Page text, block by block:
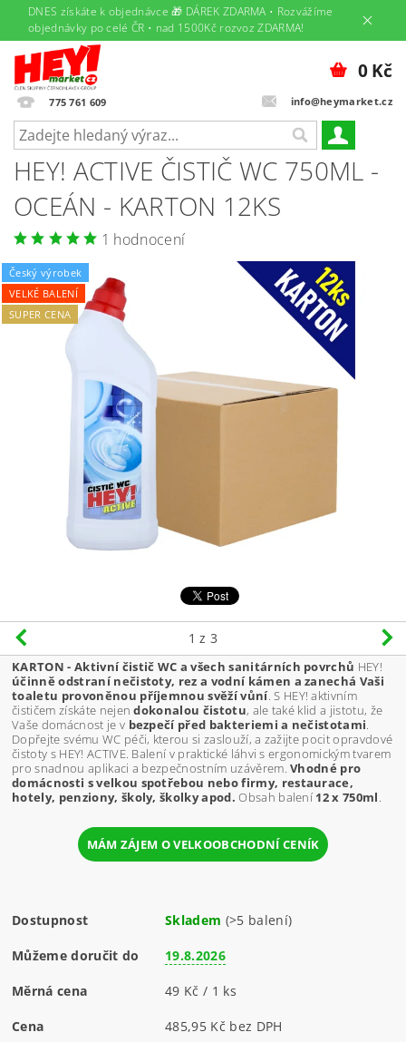
DNES získáte k objednávce 🎁 DÁREK ZDARMA • Rozvážíme
objednávky po celé ČR • nad 1500Kč rozvoz ZDARMA!
775 761 609 info@heymarket.cz
0 Kč
HEY! ACTIVE ČISTIČ WC 750ML -
OCEÁN - KARTON 12KS
1 hodnocení
Český výrobek
VELKÉ BALENÍ
SUPER CENA
1 z 3
KARTON - Aktivní čistič WC a všech sanitárních povrchů HEY!
účinně odstraní nečistoty, rez a vodní kámen a zanechá Vaši
toaletu provoněnou příjemnou svěží vůní. S HEY! aktivním
čističem získáte nejendokonalou čistotu, ale také klid a jistotu, že
Vaše domácnost je v bezpečí před bakteriemi a nečistotami.
Dopřejte svému WC péči, kterou si zaslouží, a zažijte pocit opravdové
čistoty s HEY! ACTIVE. Balení v praktické láhvi s ergonomickým tvarem
pro snadnou aplikaci a bezpečnostním uzávěrem.Vhodné pro
domácnosti s velkou spotřebou nebo firmy, restaurace,
hotely, penziony, školy, školky apod. Obsah balení 12 x 750ml.
MÁM ZÁJEM O VELKOOBCHODNÍ CENÍK
Dostupnost Skladem (>5 balení)
Můžeme doručit do 19.8.2026
Měrná cena 49 Kč / 1 ks
Cena 485,95 Kč bez DPH